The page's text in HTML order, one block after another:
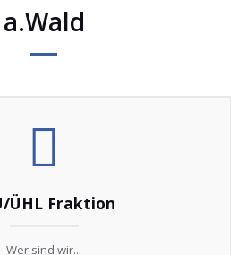
a.Wald
ÜHL Fraktion
Wer sind wir...